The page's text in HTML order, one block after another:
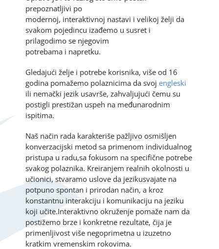
prepoznatljivi po
modernoj, interaktivnoj nastavi i velikoj želji da
svakom pojedincu izađemo u susret i
prilagodimo se njegovim
potrebama i napretku.
Gledajući želje i potrebe korisnika, više od 16
godina pomažemo polaznicima da svojengleski
ili nemački jezik usavrše, zahvaljujući čemu su
postigli prestižan uspeh na međunarodnim
ispitima.
Naš način rada karakteriše pažljivo osmišljen
konverzacijski metod sa primenom individualnog
pristupa u radu,sa fokusom na specifične potrebe
svakog polaznika. Kreiranjem realnih okolnosti u
učionici, stvaramo uslove da jezikusvajate na
potpuno spontan i prirodan način, a kroz
konstantnu interakciju i komunikaciju na jeziku
koji učite.Interaktivno okruženje pomaže nam da
postižemo brze i konkretne rezultate, čija je
primenljivost više negoprimetna u izuzetno
kratkim vremenskim rokovima.